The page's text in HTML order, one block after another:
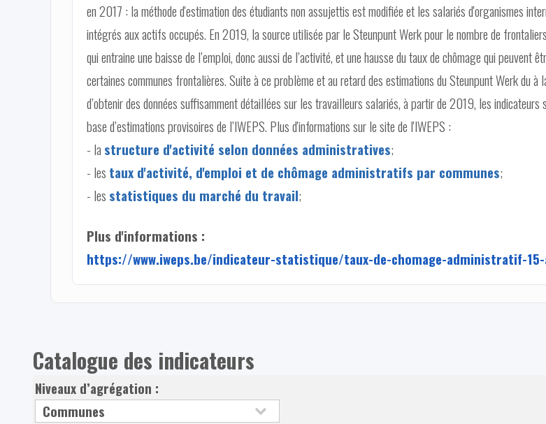
en 2017 : la méthode d'estimation des étudiants non assujettis est modifiée et les salariés d'organismes
intégrés aux actifs occupés. En 2019, la source utilisée par le Steunpunt Werk pour le nombre de
qui entraine une baisse de l’emploi, donc aussi de l’activité, et une hausse du taux de chômage qui peuvent
certaines communes frontalières. Suite à ce problème et au retard des estimations du Steunpunt Werk du à
d’obtenir des données suffisamment détaillées sur les travailleurs salariés, à partir de 2019, les indicateurs
base d’estimations provisoires de l’IWEPS. Plus d'informations sur le site de l'IWEPS :
- la structure d'activité selon données administratives;
- les taux d'activité, d'emploi et de chômage administratifs par communes;
- les statistiques du marché du travail;
Plus d'informations :
https://www.iweps.be/indicateur-statistique/taux-de-chomage-administratif-
Catalogue des indicateurs
Niveaux d’agrégation :